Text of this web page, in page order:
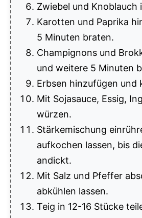
Zwiebel und Knoblauch
Karotten und Paprika
5 Minuten braten.
Champignons und
und weitere 5 Minuten
Erbsen hinzufügen und
Mit Sojasauce, Essig,
würzen.
Stärkemischung
aufkochen lassen, bis
andickt.
Mit Salz und Pfeffer
abkühlen lassen.
Teig in 12-16 Stücke